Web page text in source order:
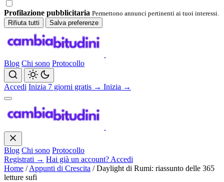
Profilazione pubblicitaria Permettono annunci pertinenti ai tuoi interessi.
Rifiuta tutti
Salva preferenze
Blog Chi sono Protocollo
Accedi Inizia 7 giorni gratis → Inizia →
Blog Chi sono Protocollo
Registrati → Hai già un account? Accedi
Home / Appunti di Crescita / Daylight di Rumi: riassunto delle 365
letture sufi